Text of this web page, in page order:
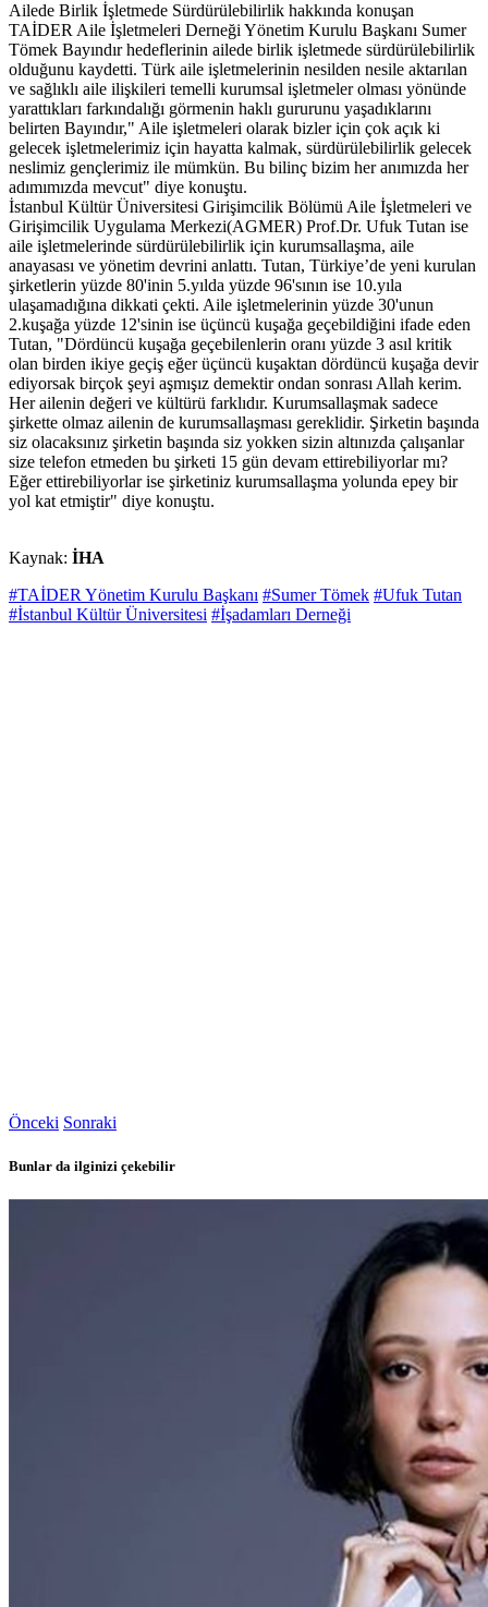
Ailede Birlik İşletmede Sürdürülebilirlik hakkında konuşan
TAİDER Aile İşletmeleri Derneği Yönetim Kurulu Başkanı Sumer
Tömek Bayındır hedeflerinin ailede birlik işletmede sürdürülebilirlik
olduğunu kaydetti. Türk aile işletmelerinin nesilden nesile aktarılan
ve sağlıklı aile ilişkileri temelli kurumsal işletmeler olması yönünde
yarattıkları farkındalığı görmenin haklı gururunu yaşadıklarını
belirten Bayındır," Aile işletmeleri olarak bizler için çok açık ki
gelecek işletmelerimiz için hayatta kalmak, sürdürülebilirlik gelecek
neslimiz gençlerimiz ile mümkün. Bu bilinç bizim her anımızda her
adımımızda mevcut" diye konuştu.
İstanbul Kültür Üniversitesi Girişimcilik Bölümü Aile İşletmeleri ve
Girişimcilik Uygulama Merkezi(AGMER) Prof.Dr. Ufuk Tutan ise
aile işletmelerinde sürdürülebilirlik için kurumsallaşma, aile
anayasası ve yönetim devrini anlattı. Tutan, Türkiye’de yeni kurulan
şirketlerin yüzde 80'inin 5.yılda yüzde 96'sının ise 10.yıla
ulaşamadığına dikkati çekti. Aile işletmelerinin yüzde 30'unun
2.kuşağa yüzde 12'sinin ise üçüncü kuşağa geçebildiğini ifade eden
Tutan, "Dördüncü kuşağa geçebilenlerin oranı yüzde 3 asıl kritik
olan birden ikiye geçiş eğer üçüncü kuşaktan dördüncü kuşağa devir
ediyorsak birçok şeyi aşmışız demektir ondan sonrası Allah kerim.
Her ailenin değeri ve kültürü farklıdır. Kurumsallaşmak sadece
şirkette olmaz ailenin de kurumsallaşması gereklidir. Şirketin başında
siz olacaksınız şirketin başında siz yokken sizin altınızda çalışanlar
size telefon etmeden bu şirketi 15 gün devam ettirebiliyorlar mı?
Eğer ettirebiliyorlar ise şirketiniz kurumsallaşma yolunda epey bir
yol kat etmiştir" diye konuştu.
Kaynak: İHA
#TAİDER Yönetim Kurulu Başkanı #Sumer Tömek #Ufuk Tutan
#İstanbul Kültür Üniversitesi #İşadamları Derneği
Önceki Sonraki
Bunlar da ilginizi çekebilir